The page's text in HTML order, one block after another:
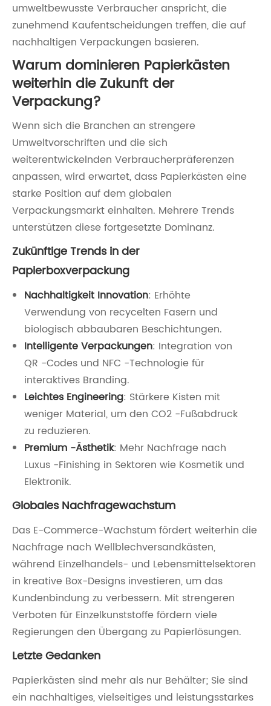
umweltbewusste Verbraucher anspricht, die
zunehmend Kaufentscheidungen treffen, die auf
nachhaltigen Verpackungen basieren.
Warum dominieren Papierkästen
weiterhin die Zukunft der
Verpackung?
Wenn sich die Branchen an strengere
Umweltvorschriften und die sich
weiterentwickelnden Verbraucherpräferenzen
anpassen, wird erwartet, dass Papierkästen eine
starke Position auf dem globalen
Verpackungsmarkt einhalten. Mehrere Trends
unterstützen diese fortgesetzte Dominanz.
Zukünftige Trends in der
Papierboxverpackung
Nachhaltigkeit Innovation: Erhöhte
Verwendung von recycelten Fasern und
biologisch abbaubaren Beschichtungen.
Intelligente Verpackungen: Integration von
QR -Codes und NFC -Technologie für
interaktives Branding.
Leichtes Engineering: Stärkere Kisten mit
weniger Material, um den CO2 -Fußabdruck
zu reduzieren.
Premium -Ästhetik: Mehr Nachfrage nach
Luxus -Finishing in Sektoren wie Kosmetik und
Elektronik.
Globales Nachfragewachstum
Das E-Commerce-Wachstum fördert weiterhin die
Nachfrage nach Wellblechversandkästen,
während Einzelhandels- und Lebensmittelsektoren
in kreative Box-Designs investieren, um das
Kundenbindung zu verbessern. Mit strengeren
Verboten für Einzelkunststoffe fördern viele
Regierungen den Übergang zu Papierlösungen.
Letzte Gedanken
Papierkästen sind mehr als nur Behälter; Sie sind
ein nachhaltiges, vielseitiges und leistungsstarkes